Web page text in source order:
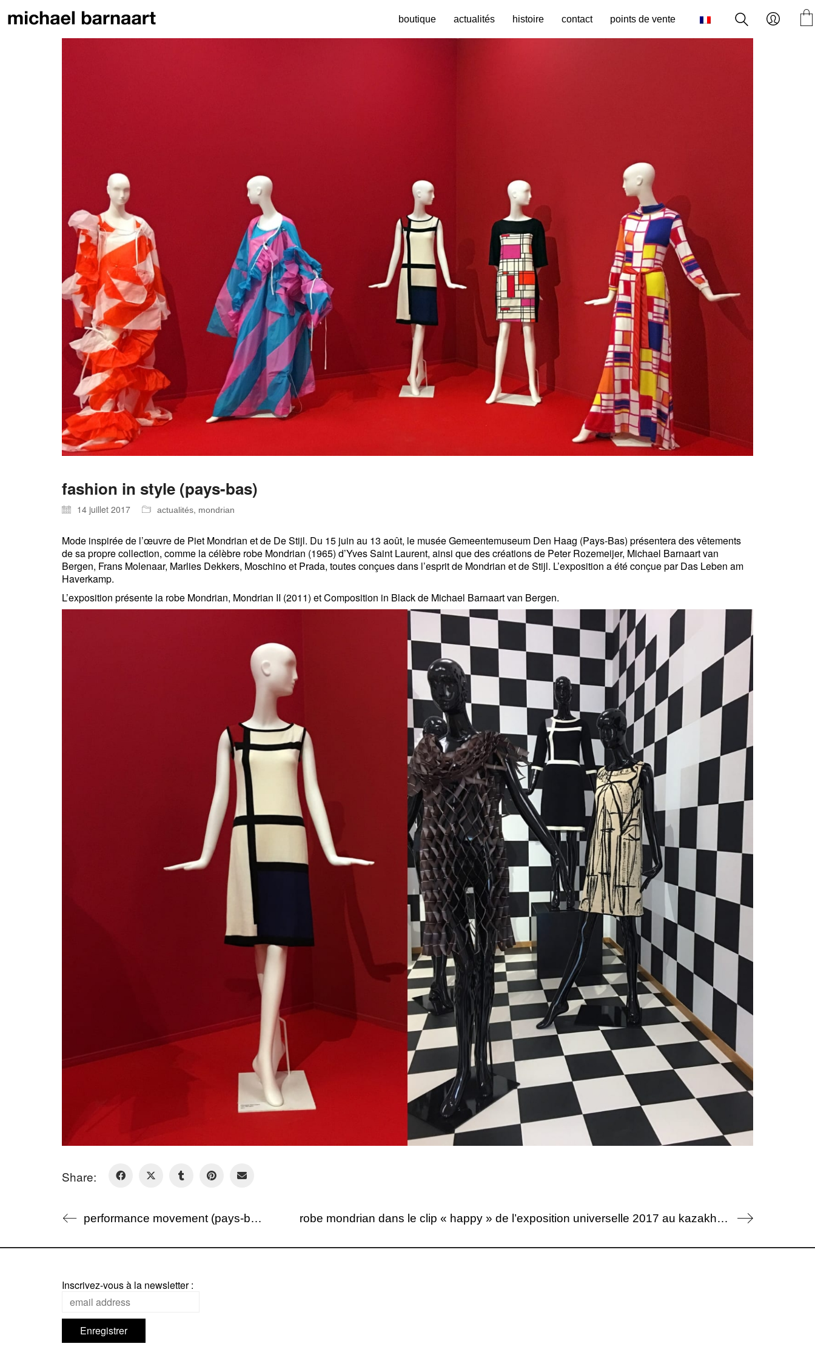
boutique actualités histoire contact points de vente
fashion in style (pays-bas)
14 juillet 2017 actualités, mondrian
Mode inspirée de l’œuvre de Piet Mondrian et de De Stijl. Du 15 juin au 13 août, le musée Gemeentemuseum Den Haag (Pays-Bas) présentera des vêtements
de sa propre collection, comme la célèbre robe Mondrian (1965) d’Yves Saint Laurent, ainsi que des créations de Peter Rozemeijer, Michael Barnaart van
Bergen, Frans Molenaar, Marlies Dekkers, Moschino et Prada, toutes conçues dans l’esprit de Mondrian et de Stijl. L’exposition a été conçue par Das Leben am
Haverkamp.
L’exposition présente la robe Mondrian, Mondrian II (2011) et Composition in Black de Michael Barnaart van Bergen.
Share:
performance movement (pays-bas) robe mondrian dans le clip « happy » de l’exposition universelle 2017 au kazakhstan
Inscrivez-vous à la newsletter :